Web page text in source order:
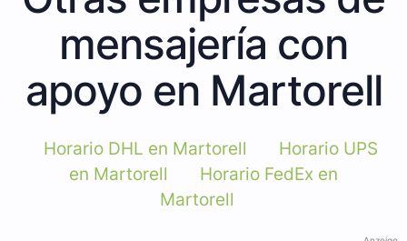
mensajería con
apoyo en Martorell
Horario DHL en Martorell
Horario UPS
en Martorell
Horario FedEx en
Martorell